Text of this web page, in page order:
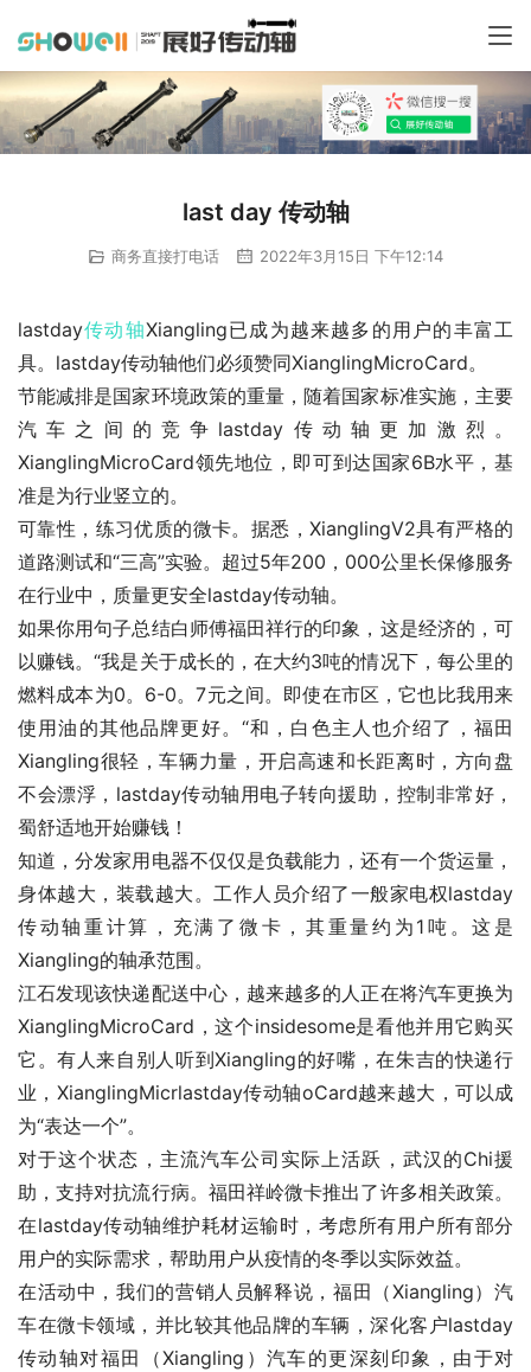
last day 传动轴
商务直接打电话 2022年3月15日 下午12:14
lastday传动轴Xiangling已成为越来越多的用户的丰富工
具。lastday传动轴他们必须赞同XianglingMicroCard。
节能减排是国家环境政策的重量，随着国家标准实施，主要
汽车之间的竞争lastday传动轴更加激烈。
XianglingMicroCard领先地位，即可到达国家6B水平，基
准是为行业竖立的。
可靠性，练习优质的微卡。据悉，XianglingV2具有严格的
道路测试和“三高”实验。超过5年200，000公里长保修服务
在行业中，质量更安全lastday传动轴。
如果你用句子总结白师傅福田祥行的印象，这是经济的，可
以赚钱。“我是关于成长的，在大约3吨的情况下，每公里的
燃料成本为0。6-0。7元之间。即使在市区，它也比我用来
使用油的其他品牌更好。“和，白色主人也介绍了，福田
Xiangling很轻，车辆力量，开启高速和长距离时，方向盘
不会漂浮，lastday传动轴用电子转向援助，控制非常好，
蜀舒适地开始赚钱！
知道，分发家用电器不仅仅是负载能力，还有一个货运量，
身体越大，装载越大。工作人员介绍了一般家电权lastday
传动轴重计算，充满了微卡，其重量约为1吨。这是
Xiangling的轴承范围。
江石发现该快递配送中心，越来越多的人正在将汽车更换为
XianglingMicroCard，这个insidesome是看他并用它购买
它。有人来自别人听到Xiangling的好嘴，在朱吉的快递行
业，XianglingMicrlastday传动轴oCard越来越大，可以成
为“表达一个”。
对于这个状态，主流汽车公司实际上活跃，武汉的Chi援
助，支持对抗流行病。福田祥岭微卡推出了许多相关政策。
在lastday传动轴维护耗材运输时，考虑所有用户所有部分
用户的实际需求，帮助用户从疫情的冬季以实际效益。
在活动中，我们的营销人员解释说，福田（Xiangling）汽
车在微卡领域，并比较其他品牌的车辆，深化客户lastday
传动轴对福田（Xiangling）汽车的更深刻印象，由于对